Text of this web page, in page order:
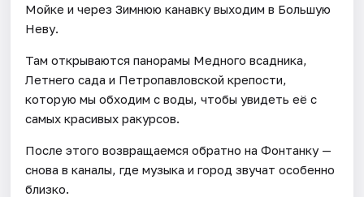
Мойке и через Зимнюю канавку выходим в Большую
Неву.
Там открываются панорамы Медного всадника,
Летнего сада и Петропавловской крепости,
которую мы обходим с воды, чтобы увидеть её с
самых красивых ракурсов.
После этого возвращаемся обратно на Фонтанку —
снова в каналы, где музыка и город звучат особенно
близко.